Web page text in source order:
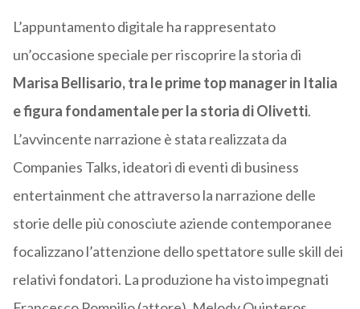
L’appuntamento digitale ha rappresentato
un’occasione speciale per riscoprire la storia di
Marisa Bellisario, tra le prime top manager in Italia
e figura fondamentale per la storia di Olivetti.
L’avvincente narrazione è stata realizzata da
Companies Talks, ideatori di eventi di business
entertainment che attraverso la narrazione delle
storie delle più conosciute aziende contemporanee
focalizzano l’attenzione dello spettatore sulle skill dei
relativi fondatori. La produzione ha visto impegnati